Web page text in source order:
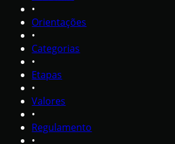
•
Orientações
•
Categorias
•
Etapas
•
Valores
•
Regulamento
•